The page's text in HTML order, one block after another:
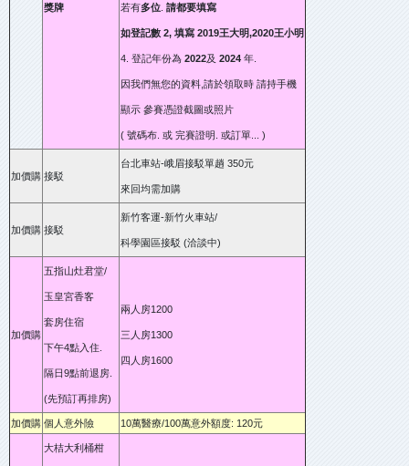
獎牌 若有多位 請都要填寫
如登記數 2, 填寫 2019王大明,2020王小明
4. 登記年份為 2022及 2024 年.
因我們無您的資料, 請於領取時 請持手機
顯示 參賽憑證截圖或照片
( 號碼布. 或 完賽證明. 或訂單... )
加價購 接駁
台北車站-峨眉接駁單趟 350元
來回均需加購
加價購 接駁
新竹客運-新竹火車站/
科學園區接駁 (洽談中)
加價購
五指山灶君堂/
玉皇宮香客
套房住宿
下午4點入住.
隔日9點前退房.
(先預訂再排房)
兩人房1200
三人房1300
四人房1600
加價購 個人意外險 10萬醫療/100萬意外額度: 120元
大桔大利桶柑